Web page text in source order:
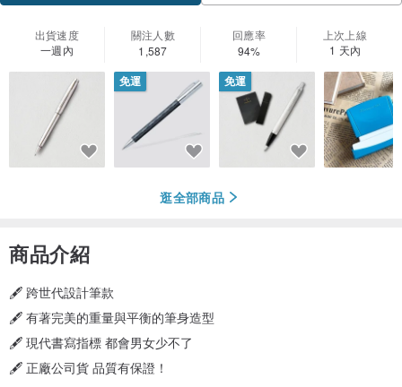
出貨速度
一週內
關注人數
1,587
回應率
94%
上次上線
1 天內
免運 免運
逛全部商品
商品介紹
🖋️ 跨世代設計筆款
🖋️ 有著完美的重量與平衡的筆身造型
🖋️ 現代書寫指標 都會男女少不了
🖋️ 正廠公司貨 品質有保證！